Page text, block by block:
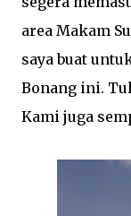
area Makam
saya buat
Bonang ini.
Kami juga